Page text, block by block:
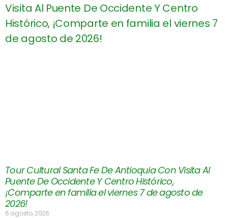
Tour Cultural Santa Fe De Antioquia Con Visita Al
Puente De Occidente Y Centro Histórico,
¡Comparte en familia el viernes 7 de agosto de
2026!
6 agosto, 2026